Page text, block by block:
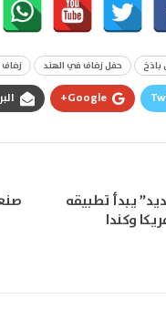
باذخ حفل زفاف في الهند
Google+
يبدأ تطبيقه
بأمريكا وكندا